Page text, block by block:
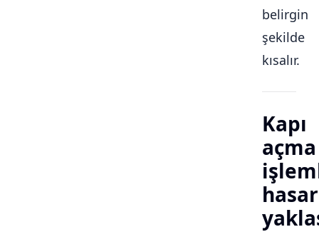
belirgin
şekilde
kısalır.
Kapı
açma